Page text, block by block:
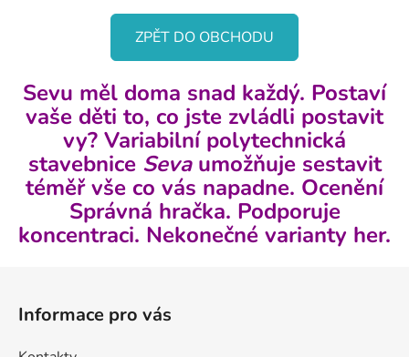
ZPĚT DO OBCHODU
Sevu měl doma snad každý. Postaví
vaše děti to, co jste zvládli postavit
vy? Variabilní polytechnická
stavebnice Sevaumožňuje sestavit
téměř vše co vás napadne. Ocenění
Správná hračka. Podporuje
koncentraci. Nekonečné varianty her.
Informace pro vás